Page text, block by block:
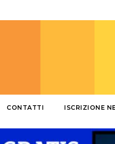
CONTATTI ISCRIZIONE